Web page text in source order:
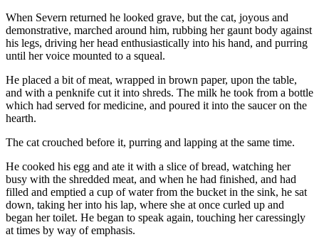
When Severn returned he looked grave, but the cat, joyous and
demonstrative, marched around him, rubbing her gaunt body against
his legs, driving her head enthusiastically into his hand, and purring
until her voice mounted to a squeal.
He placed a bit of meat, wrapped in brown paper, upon the table,
and with a penknife cut it into shreds. The milk he took from a bottle
which had served for medicine, and poured it into the saucer on the
hearth.
The cat crouched before it, purring and lapping at the same time.
He cooked his egg and ate it with a slice of bread, watching her
busy with the shredded meat, and when he had finished, and had
filled and emptied a cup of water from the bucket in the sink, he sat
down, taking her into his lap, where she at once curled up and
began her toilet. He began to speak again, touching her caressingly
at times by way of emphasis.